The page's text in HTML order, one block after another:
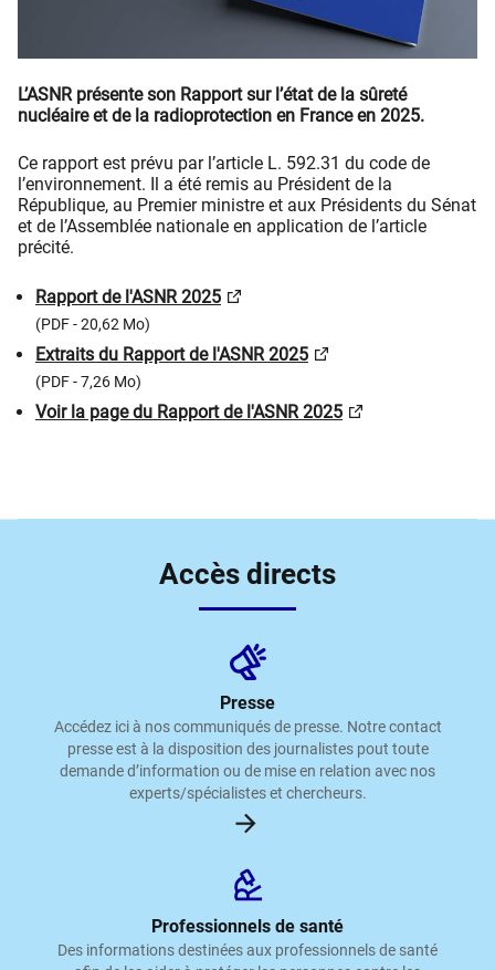
L’ASNR présente son Rapport sur l’état de la sûreté
nucléaire et de la radioprotection en France en 2025.
Ce rapport est prévu par l’article L. 592.31 du code de
l’environnement. Il a été remis au Président de la
République, au Premier ministre et aux Présidents du Sénat
et de l’Assemblée nationale en application de l’article
précité.
Rapport de l'ASNR 2025
(PDF - 20,62 Mo)
Extraits du Rapport de l'ASNR 2025
(PDF - 7,26 Mo)
Voir la page du Rapport de l'ASNR 2025
Accès directs
Presse
Accédez ici à nos communiqués de presse. Notre contact
presse est à la disposition des journalistes pout toute
demande d’information ou de mise en relation avec nos
experts/spécialistes et chercheurs.
Professionnels de santé
Des informations destinées aux professionnels de santé